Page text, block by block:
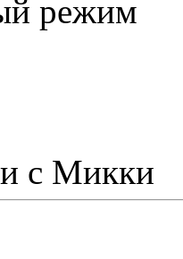
режим
с Микки